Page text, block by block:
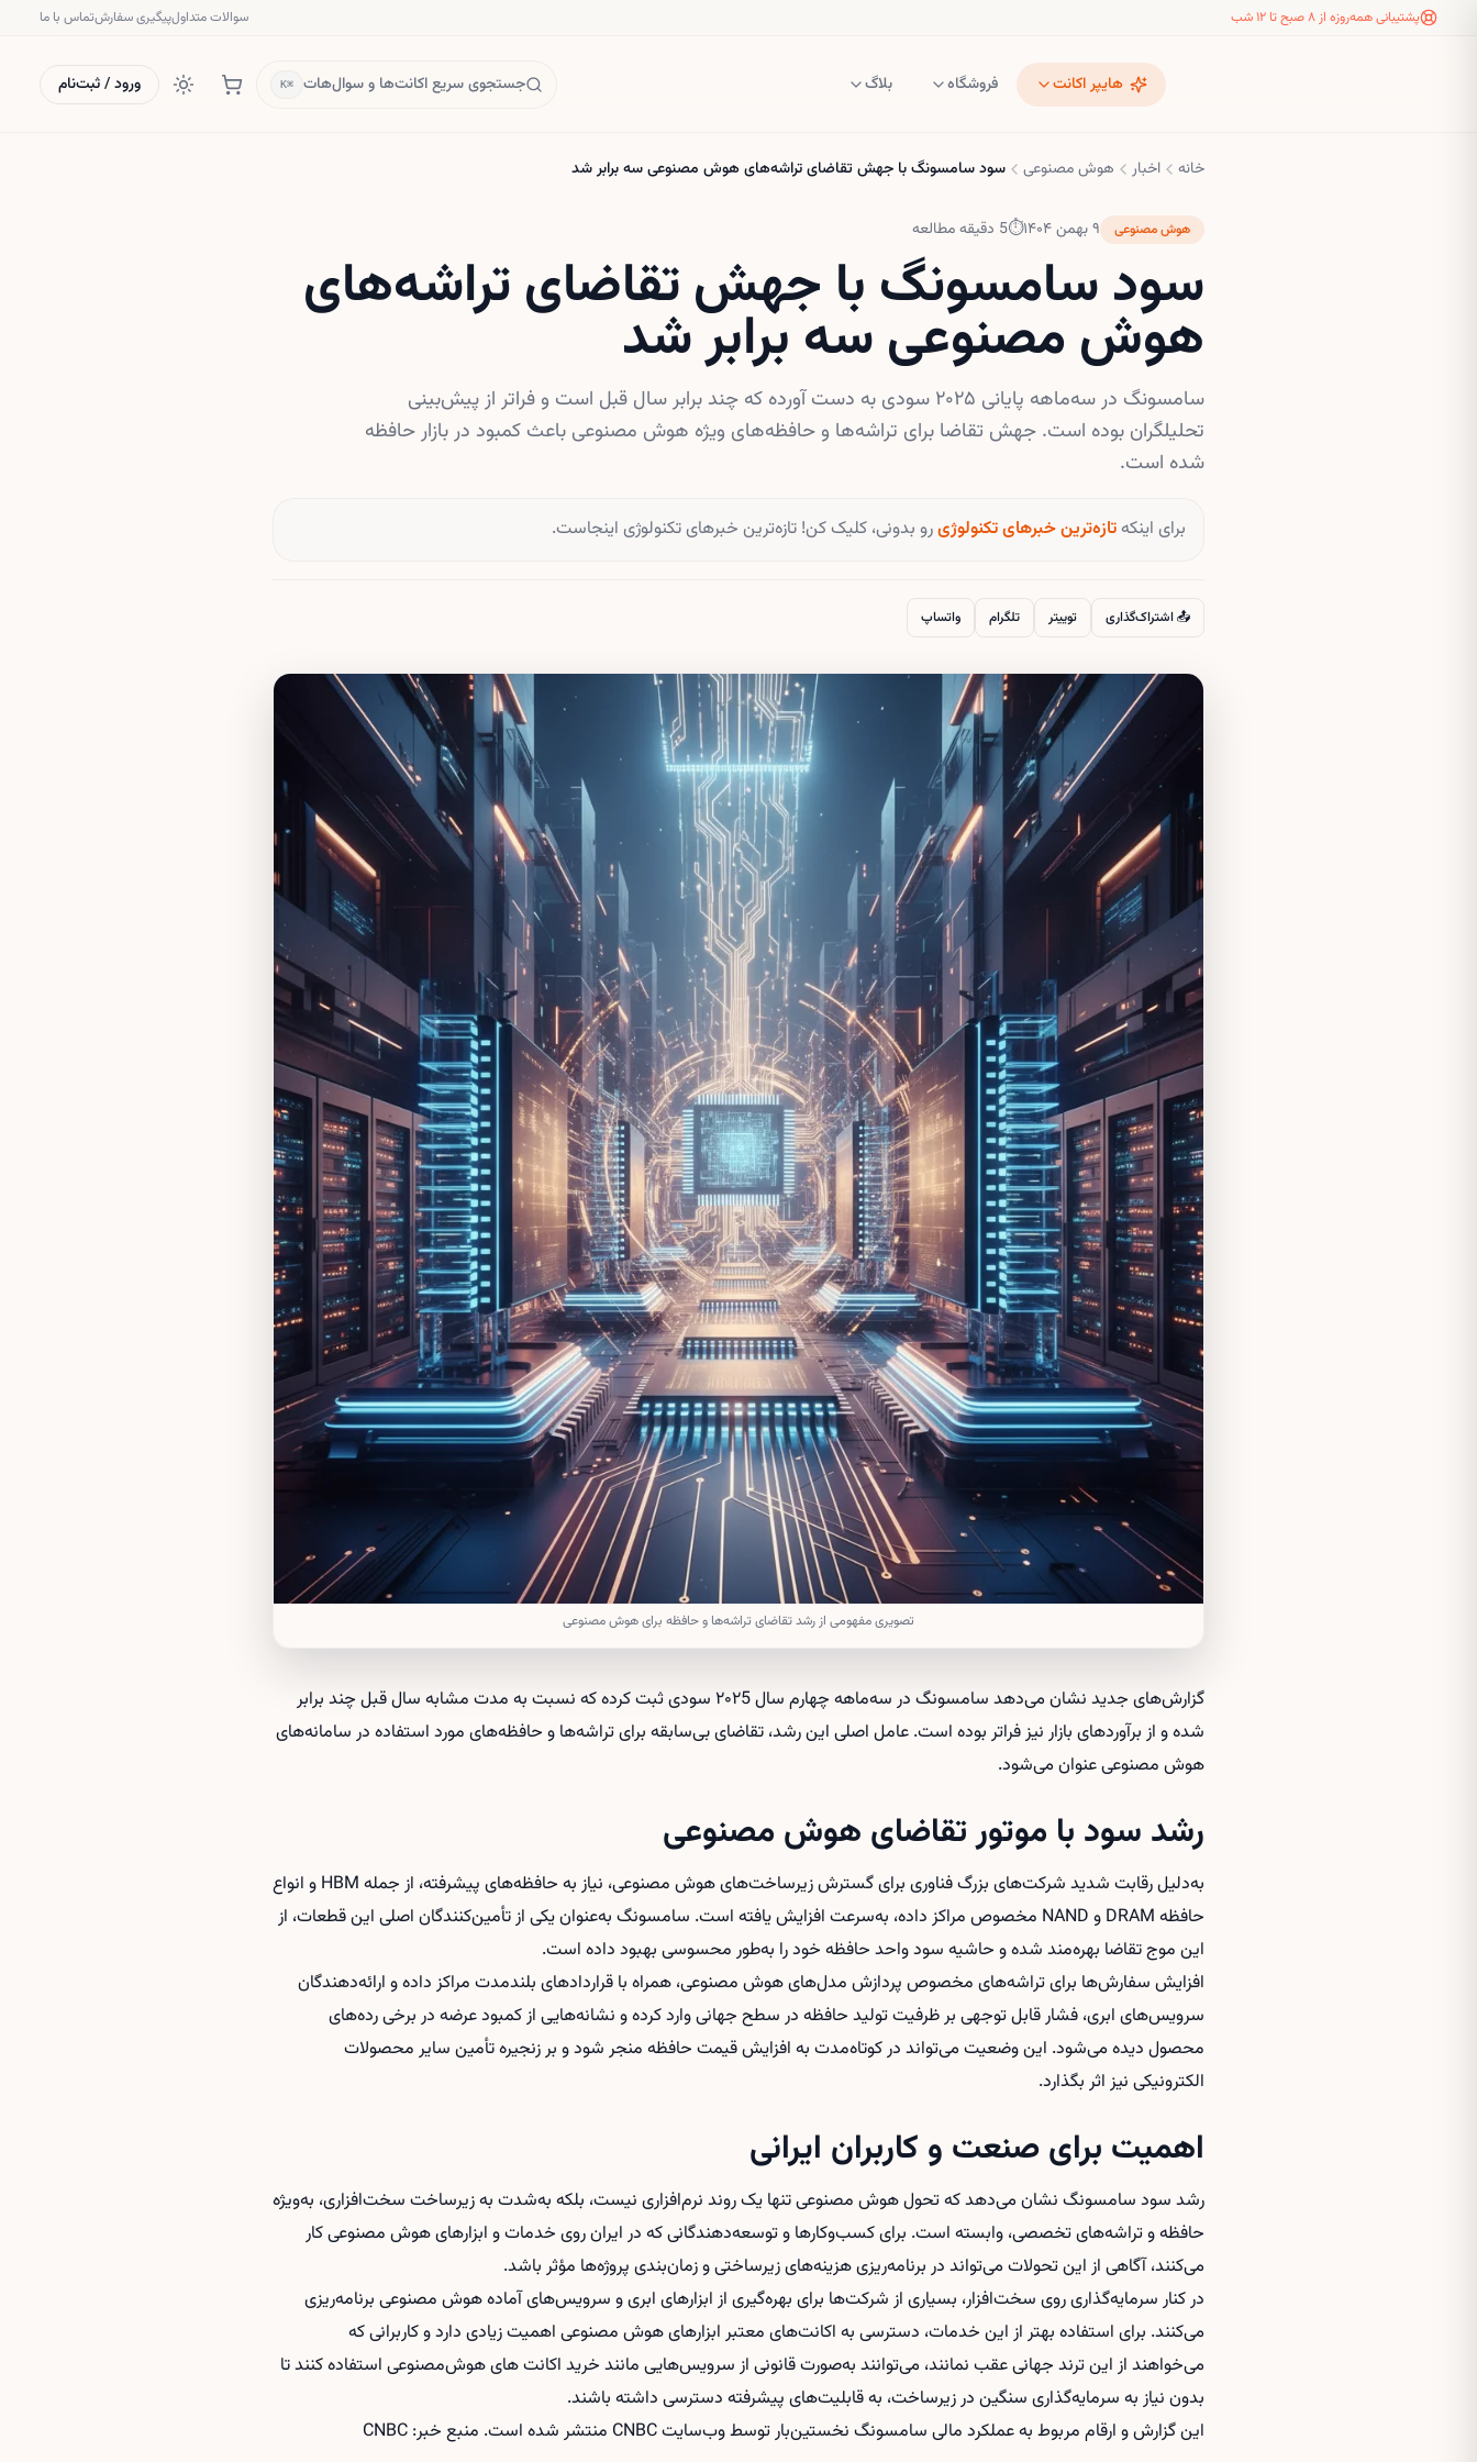
پشتیبانی همه‌روزه از ۸ صبح تا ۱۲ شب سوالات متداولپیگیری سفارشتماس با ما
هایپر اکانت فروشگاه بلاگ جستجوی سریع اکانت‌ها و سوال‌هات ⌘K ورود / ثبت‌نام
خانه اخبار هوش مصنوعی سود سامسونگ با جهش تقاضای تراشه‌های هوش مصنوعی سه برابر شد
هوش مصنوعی ۹ بهمن ۱۴۰۴ ⏱
5 دقیقه مطالعه
سود سامسونگ با جهش تقاضای تراشه‌های
هوش مصنوعی سه برابر شد
سامسونگ در سه‌ماهه پایانی ۲۰۲۵ سودی به دست آورده که چند برابر سال قبل است و فراتر از پیش‌بینی
تحلیلگران بوده است. جهش تقاضا برای تراشه‌ها و حافظه‌های ویژه هوش مصنوعی باعث کمبود در بازار حافظه
شده است.
برای اینکهتازه‌ترین خبرهای تکنولوژیرو بدونی، کلیک کن! تازه‌ترین خبرهای تکنولوژی اینجاست.
📤 اشتراک‌گذاری توییتر تلگرام واتساپ
تصویری مفهومی از رشد تقاضای تراشه‌ها و حافظه برای هوش مصنوعی
گزارش‌های جدید نشان می‌دهد سامسونگ در سه‌ماهه چهارم سال ۲۰۲5 سودی ثبت کرده که نسبت به مدت مشابه سال قبل چند برابر
شده و از برآوردهای بازار نیز فراتر بوده است. عامل اصلی این رشد، تقاضای بی‌سابقه برای تراشه‌ها و حافظه‌های مورد استفاده در سامانه‌های
هوش مصنوعی عنوان می‌شود.
رشد سود با موتور تقاضای هوش مصنوعی
به‌دلیل رقابت شدید شرکت‌های بزرگ فناوری برای گسترش زیرساخت‌های هوش مصنوعی، نیاز به حافظه‌های پیشرفته، از جمله HBM و انواع
حافظه DRAM و NAND مخصوص مراکز داده، به‌سرعت افزایش یافته است. سامسونگ به‌عنوان یکی از تأمین‌کنندگان اصلی این قطعات، از
این موج تقاضا بهره‌مند شده و حاشیه سود واحد حافظه خود را به‌طور محسوسی بهبود داده است.
افزایش سفارش‌ها برای تراشه‌های مخصوص پردازش مدل‌های هوش مصنوعی، همراه با قراردادهای بلندمدت مراکز داده و ارائه‌دهندگان
سرویس‌های ابری، فشار قابل توجهی بر ظرفیت تولید حافظه در سطح جهانی وارد کرده و نشانه‌هایی از کمبود عرضه در برخی رده‌های
محصول دیده می‌شود. این وضعیت می‌تواند در کوتاه‌مدت به افزایش قیمت حافظه منجر شود و بر زنجیره تأمین سایر محصولات
الکترونیکی نیز اثر بگذارد.
اهمیت برای صنعت و کاربران ایرانی
رشد سود سامسونگ نشان می‌دهد که تحول هوش مصنوعی تنها یک روند نرم‌افزاری نیست، بلکه به‌شدت به زیرساخت سخت‌افزاری، به‌ویژه
حافظه و تراشه‌های تخصصی، وابسته است. برای کسب‌وکارها و توسعه‌دهندگانی که در ایران روی خدمات و ابزارهای هوش مصنوعی کار
می‌کنند، آگاهی از این تحولات می‌تواند در برنامه‌ریزی هزینه‌های زیرساختی و زمان‌بندی پروژه‌ها مؤثر باشد.
در کنار سرمایه‌گذاری روی سخت‌افزار، بسیاری از شرکت‌ها برای بهره‌گیری از ابزارهای ابری و سرویس‌های آماده هوش مصنوعی برنامه‌ریزی
می‌کنند. برای استفاده بهتر از این خدمات، دسترسی به اکانت‌های معتبر ابزارهای هوش مصنوعی اهمیت زیادی دارد و کاربرانی که
می‌خواهند از این ترند جهانی عقب نمانند، می‌توانند به‌صورت قانونی از سرویس‌هایی مانند خرید اکانت های هوش‌مصنوعی استفاده کنند تا
بدون نیاز به سرمایه‌گذاری سنگین در زیرساخت، به قابلیت‌های پیشرفته دسترسی داشته باشند.
این گزارش و ارقام مربوط به عملکرد مالی سامسونگ نخستین‌بار توسط وب‌سایت CNBC منتشر شده است. منبع خبر: CNBC